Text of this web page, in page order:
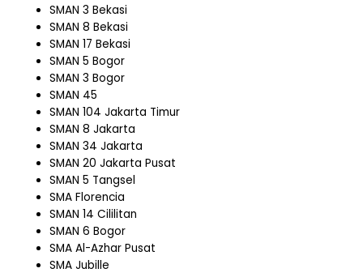
SMAN 3 Bekasi
SMAN 8 Bekasi
SMAN 17 Bekasi
SMAN 5 Bogor
SMAN 3 Bogor
SMAN 45
SMAN 104 Jakarta Timur
SMAN 8 Jakarta
SMAN 34 Jakarta
SMAN 20 Jakarta Pusat
SMAN 5 Tangsel
SMA Florencia
SMAN 14 Cililitan
SMAN 6 Bogor
SMA Al-Azhar Pusat
SMA Jubille